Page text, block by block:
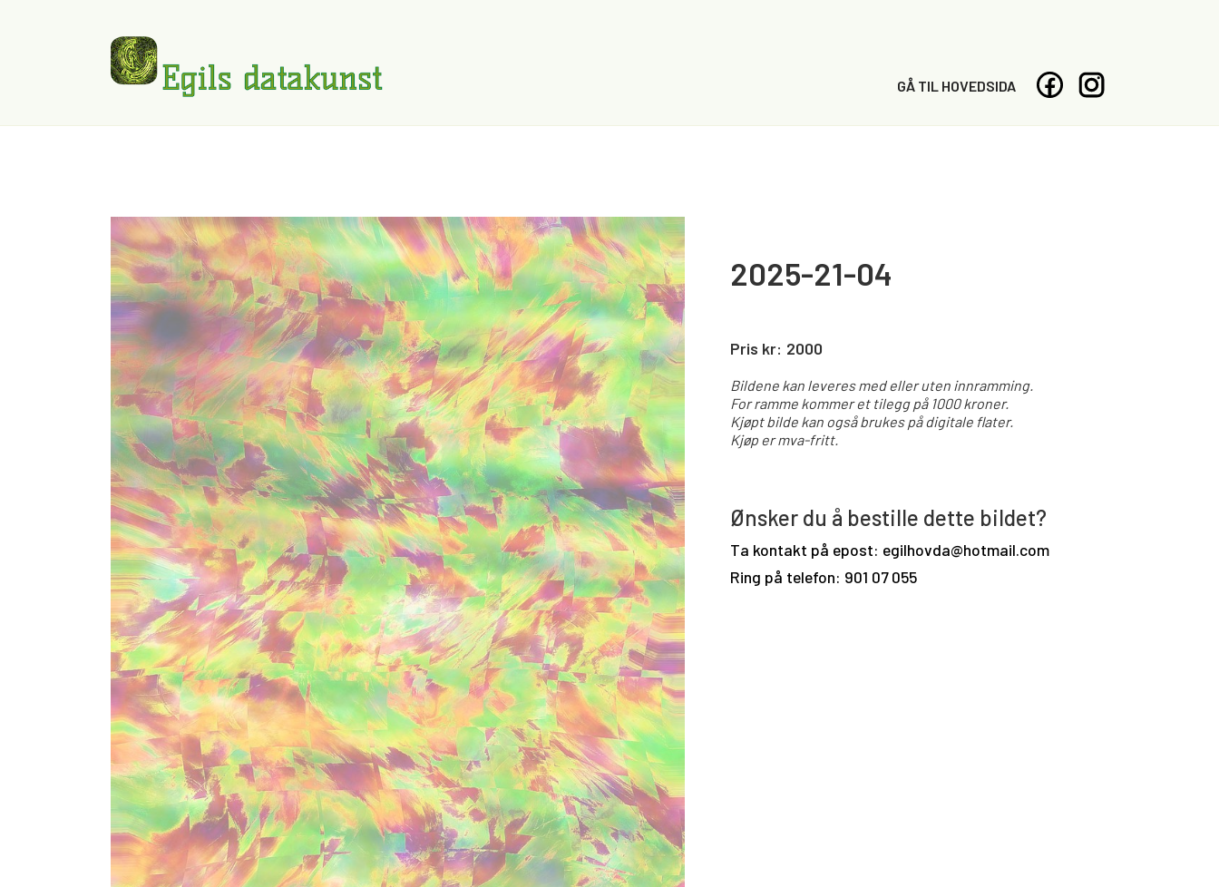
GÅ TIL HOVEDSIDA
2025-21-04
Pris kr: 2000
Bildene kan leveres med eller uten innramming.
For ramme kommer et tilegg på 1000 kroner.
Kjøpt bilde kan også brukes på digitale flater.
Kjøp er mva-fritt.
Ønsker du å bestille dette bildet?
Ta kontakt på epost: egilhovda@hotmail.com
Ring på telefon: 901 07 055